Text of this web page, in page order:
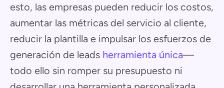
esto, las empresas pueden reducir los costos,
aumentar las métricas del servicio al cliente,
reducir la plantilla e impulsar los esfuerzos de
generación de leads herramienta única—
todo ello sin romper su presupuesto ni